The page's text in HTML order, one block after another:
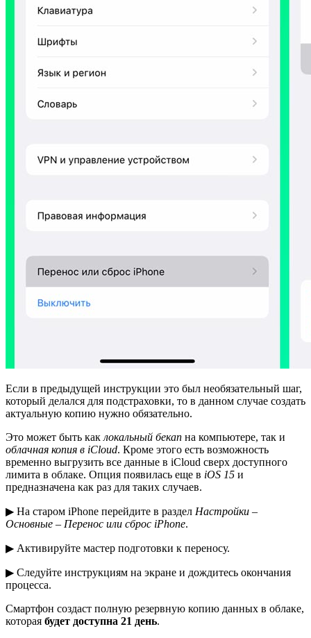
Если в предыдущей инструкции это был необязательный шаг,
который делался для подстраховки, то в данном случае создать
актуальную копию нужно обязательно.
Это может быть как локальный бекап на компьютере, так и
облачная копия в iCloud. Кроме этого есть возможность
временно выгрузить все данные в iCloud сверх доступного
лимита в облаке. Опция появилась еще в iOS 15 и
предназначена как раз для таких случаев.
▶ На старом iPhone перейдите в раздел Настройки –
Основные – Перенос или сброс iPhone.
▶ Активируйте мастер подготовки к переносу.
▶ Следуйте инструкциям на экране и дождитесь окончания
процесса.
Смартфон создаст полную резервную копию данных в облаке,
которая будет доступна 21 день.